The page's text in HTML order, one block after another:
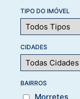
TIPO DO IMÓVEL
CIDADES
BAIRROS
Morretes